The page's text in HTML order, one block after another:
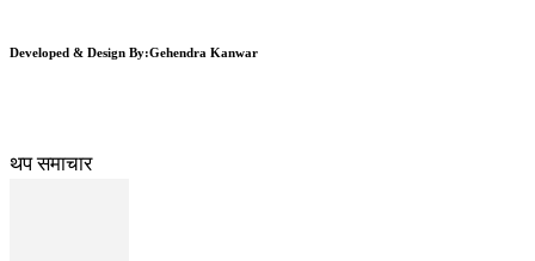
Developed & Design By:Gehendra Kanwar
थप समाचार